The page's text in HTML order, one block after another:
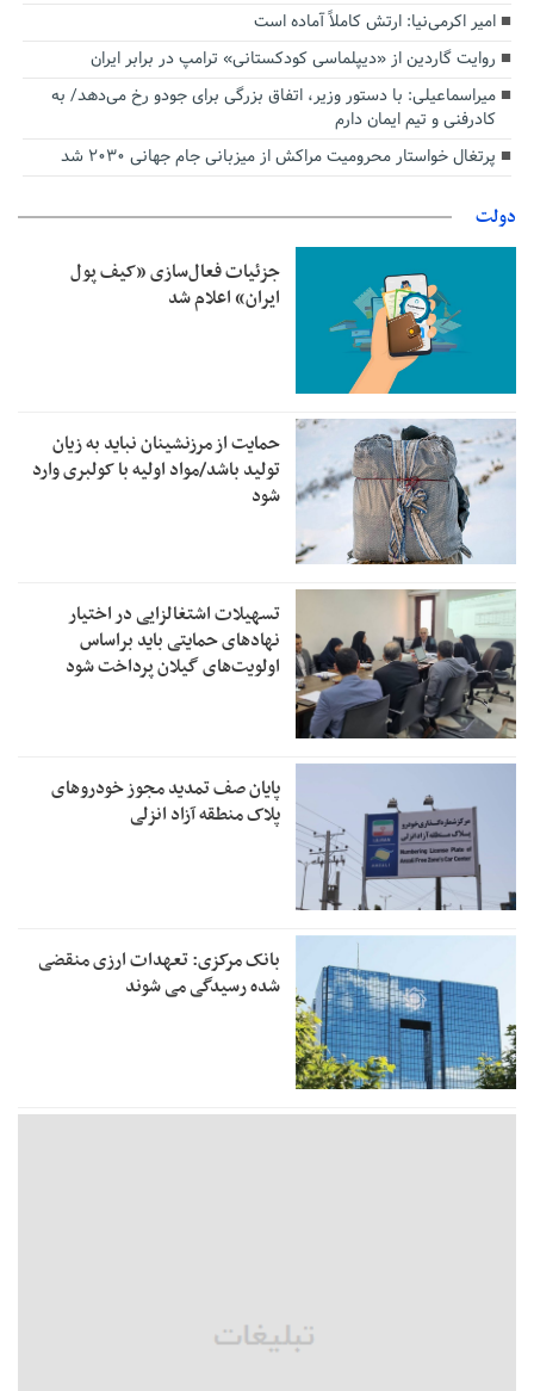
امیر اکرمی‌نیا: ارتش کاملاً آماده است
روایت گاردین از «دیپلماسی کودکستانی» ترامپ در برابر ایران
میراسماعیلی: با دستور وزیر، اتفاق بزرگی برای جودو رخ می‌دهد/ به
کادرفنی و تیم ایمان دارم
پرتغال خواستار محرومیت مراکش از میزبانی جام جهانی ۲۰۳۰ شد
دولت
جزئیات فعال‌سازی «کیف پول
ایران» اعلام شد
حمایت از مرزنشینان نباید به زیان
تولید باشد/مواد اولیه با کولبری وارد
شود
تسهیلات اشتغالزایی در اختیار
نهادهای حمایتی باید براساس
اولویت‌های گیلان پرداخت شود
پایان صف تمدید مجوز خودروهای
پلاک منطقه آزاد انزلی
بانک مرکزی: تعهدات ارزی منقضی
شده رسیدگی می شوند